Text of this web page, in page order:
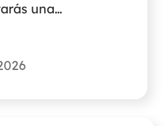
una
pueda recuperar
tarjeta SD.